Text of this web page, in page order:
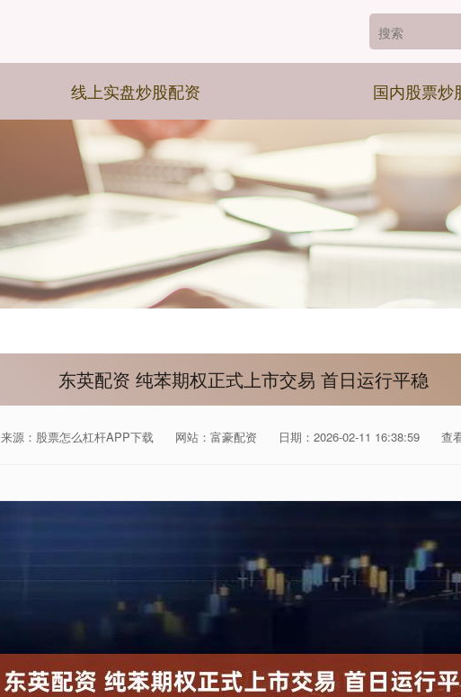
线上实盘炒股配资 国内股票炒
东英配资 纯苯期权正式上市交易 首日运行平稳
来源：股票怎么杠杆APP下载 网站：富豪配资 日期：2026-02-11 16:38:59 查